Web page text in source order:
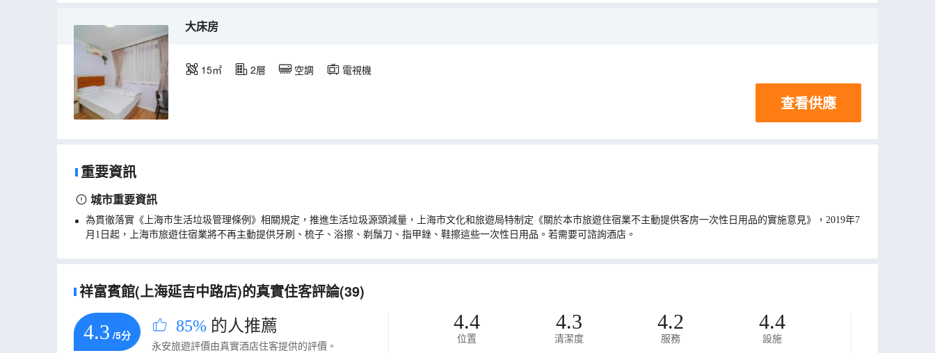
大床房
15㎡ 2層 空調 電視機
查看供應
重要資訊
城市重要資訊
為貫徹落實《上海市生活垃圾管理條例》相關規定，推進生活垃圾源頭減量，上海市文化和旅遊局特制定《關於本市旅遊住宿業不主動提供客房一次性日用品的實施意見》，2019年7
月1日起，上海市旅遊住宿業將不再主動提供牙刷、梳子、浴擦、剃鬚刀、指甲銼、鞋擦這些一次性日用品。若需要可諮詢酒店。
祥富賓館(上海延吉中路店)的真實住客評論(39)
4.3 /5分 85% 的人推薦
永安旅遊評價由真實酒店住客提供的評價。
4.4
位置
4.3
清潔度
4.2
服務
4.4
設施